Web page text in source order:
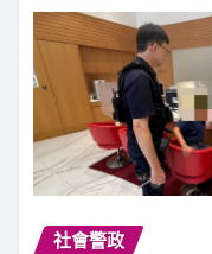
社會警政